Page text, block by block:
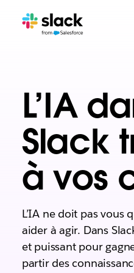
L’IA
Slack
à vos
L’IA ne doit pas vous
aider à agir. Dans
et puissant pour
partir des